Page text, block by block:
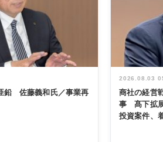
鉛 佐藤義和氏／事業再
2026.08.03
商社の経営
事 髙下拡
投資案件、